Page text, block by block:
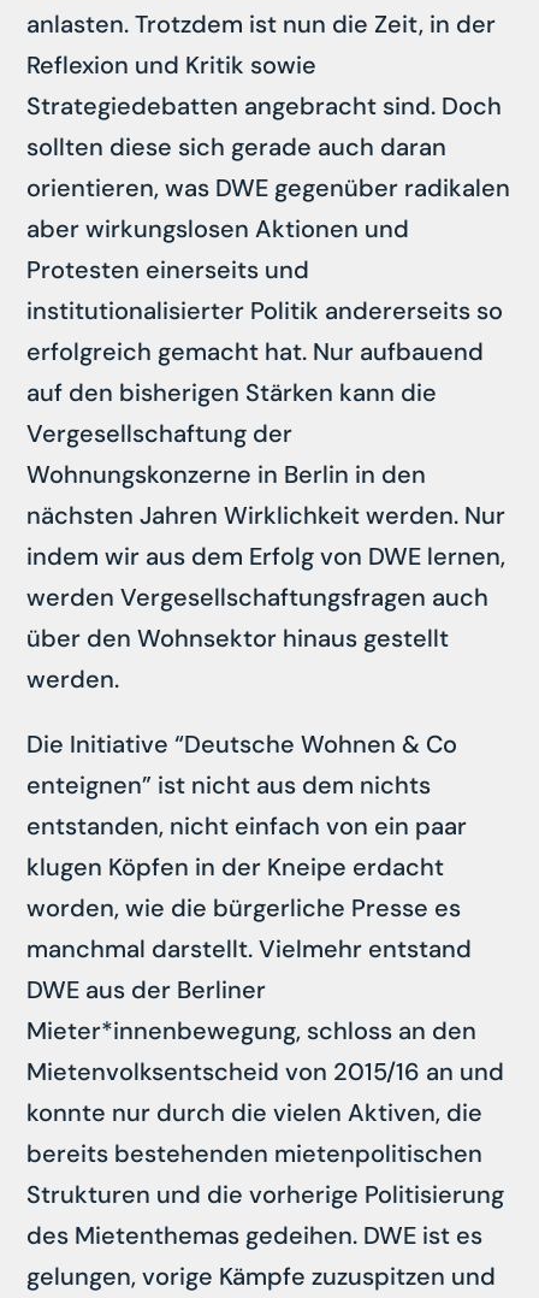
anlasten. Trotzdem ist nun die Zeit, in der
Reflexion und Kritik sowie
Strategiedebatten angebracht sind. Doch
sollten diese sich gerade auch daran
orientieren, was DWE gegenüber radikalen
aber wirkungslosen Aktionen und
Protesten einerseits und
institutionalisierter Politik andererseits so
erfolgreich gemacht hat. Nur aufbauend
auf den bisherigen Stärken kann die
Vergesellschaftung der
Wohnungskonzerne in Berlin in den
nächsten Jahren Wirklichkeit werden. Nur
indem wir aus dem Erfolg von DWE lernen,
werden Vergesellschaftungsfragen auch
über den Wohnsektor hinaus gestellt
werden.
Die Initiative “Deutsche Wohnen & Co
enteignen” ist nicht aus dem nichts
entstanden, nicht einfach von ein paar
klugen Köpfen in der Kneipe erdacht
worden, wie die bürgerliche Presse es
manchmal darstellt. Vielmehr entstand
DWE aus der Berliner
Mieter*innenbewegung, schloss an den
Mietenvolksentscheid von 2015/16 an und
konnte nur durch die vielen Aktiven, die
bereits bestehenden mietenpolitischen
Strukturen und die vorherige Politisierung
des Mietenthemas gedeihen. DWE ist es
gelungen, vorige Kämpfe zuzuspitzen und